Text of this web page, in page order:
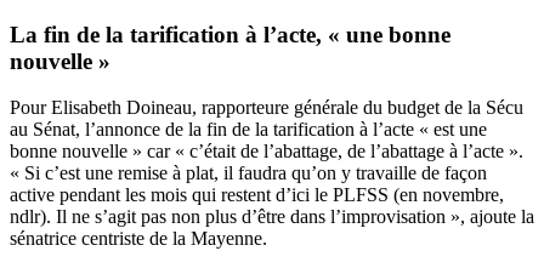
La fin de la tarification à l’acte, « une bonne
nouvelle »
Pour Elisabeth Doineau, rapporteure générale du budget de la Sécu
au Sénat, l’annonce de la fin de la tarification à l’acte « est une
bonne nouvelle » car « c’était de l’abattage, de l’abattage à l’acte ».
« Si c’est une remise à plat, il faudra qu’on y travaille de façon
active pendant les mois qui restent d’ici le PLFSS (en novembre,
ndlr). Il ne s’agit pas non plus d’être dans l’improvisation », ajoute la
sénatrice centriste de la Mayenne.